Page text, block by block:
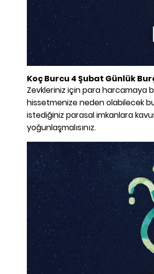
Koç Burcu 4 Şubat Günlük
Zevkleriniz için para harcamaya
hissetmenize neden olabilecek
istediğiniz parasal imkanlara
yoğunlaşmalısınız.